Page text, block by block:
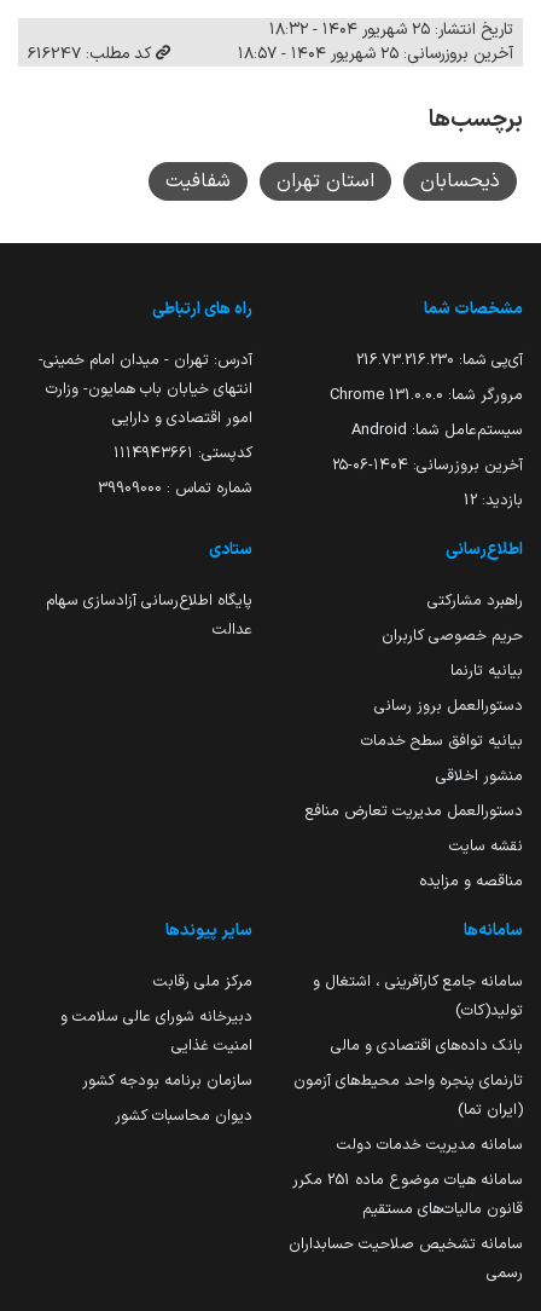
تاریخ انتشار: ۲۵ شهریور ۱۴۰۴ - ۱۸:۳۲
آخرین بروزرسانی: ۲۵ شهریور ۱۴۰۴ - ۱۸:۵۷
کد مطلب: 616247
برچسب‌ها
ذیحسابان استان تهران شفافیت
مشخصات شما
آی‌پی شما: 216.73.216.230
مرورگر شما: 131.0.0.0 Chrome
سیستم‌عامل شما: Android
آخرین بروزرسانی: ۱۴۰۴-۰۶-۲۵
بازدید: 12
راه های ارتباطی
آدرس: تهران - میدان امام خمینی-
انتهای خیابان باب همایون- وزارت
امور اقتصادی و دارایی
کدپستی: ۱۱۱۴۹۴۳۶۶۱
شماره تماس : 39909000
اطلاع‌رسانی
راهبرد مشارکتی
حریم خصوصی کاربران
بیانیه تارنما
دستورالعمل بروز رسانی
بیانیه توافق سطح خدمات
منشور اخلاقی
دستورالعمل مدیریت تعارض منافع
نقشه سایت
مناقصه و مزایده
ستادی
پایگاه اطلاع‌رسانی آزادسازی سهام
عدالت
سامانه‌ها
سامانه جامع کارآفرینی ، اشتغال و
تولید(کات)
بانک داده‌های اقتصادی و مالی
تارنمای پنجره واحد محیط‌های آزمون
(ایران تما)
سامانه مدیریت خدمات دولت
سامانه هیات موضوع ماده 251 مکرر
قانون مالیات‌های مستقیم
سامانه تشخیص صلاحیت حسابداران
رسمی
سایر پیوندها
مرکز ملی رقابت
دبیرخانه شورای عالی سلامت و
امنیت غذایی
سازمان برنامه بودجه کشور
دیوان محاسبات کشور